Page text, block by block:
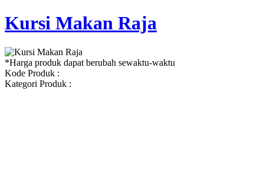
Kursi Makan Raja
*Harga produk dapat berubah sewaktu-waktu
Kode Produk :
Kategori Produk :